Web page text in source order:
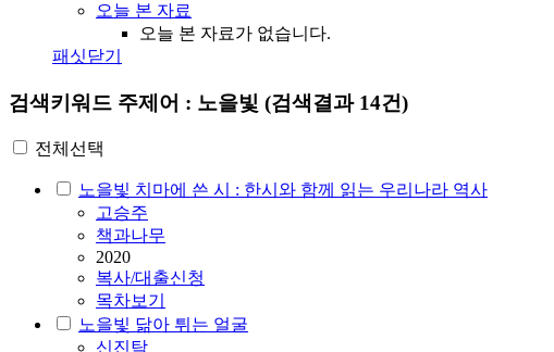
오늘 본 자료
오늘 본 자료가 없습니다.
패싯닫기
검색키워드 주제어 : 노을빛 (검색결과 14건)
전체선택
노을빛 치마에 쓴 시 : 한시와 함께 읽는 우리나라 역사
고승주
책과나무
2020
복사/대출신청
목차보기
노을빛 닮아 튀는 얼굴
신진탁